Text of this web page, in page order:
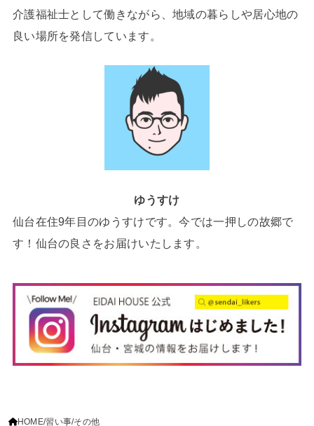
介護福祉士として働きながら、地域の暮らしや居心地の
良い場所を発信しています。
ゆうすけ
仙台在住9年目のゆうすけです。今では一押しの故郷で
す！仙台の良さをお届けいたします。
HOME 習い事 その他